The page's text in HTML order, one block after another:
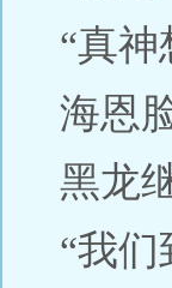
“真
海恩
黑龙
“我